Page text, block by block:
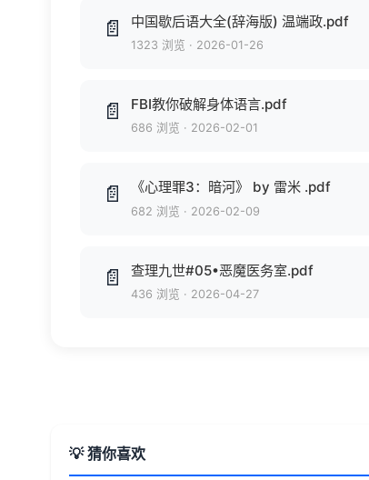
📄 中国歇后语大全(辞海版) 温端政.pdf
1323 浏览 · 2026-01-26
📄 FBI教你破解身体语言.pdf
686 浏览 · 2026-02-01
📄 《心理罪3：暗河》 by 雷米 .pdf
682 浏览 · 2026-02-09
📄 查理九世#05•恶魔医务室.pdf
436 浏览 · 2026-04-27
💡 猜你喜欢